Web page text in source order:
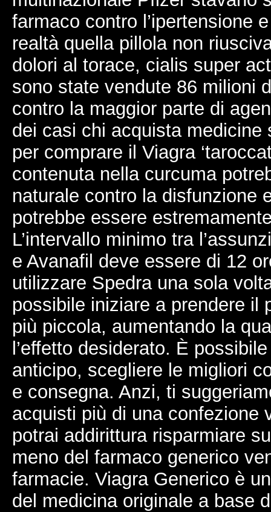
farmaco contro l’ipertensione
realtà quella pillola non
dolori al torace, cialis super
sono state vendute 86 milioni
contro la maggior parte di
dei casi chi acquista medicine
per comprare il Viagra
contenuta nella curcuma
naturale contro la disfunzione
potrebbe essere
L’intervallo minimo tra
e Avanafil deve essere di 12
utilizzare Spedra una sola
possibile iniziare a prendere il
più piccola, aumentando la
l’effetto desiderato. È
anticipo, scegliere le migliori
e consegna. Anzi, ti
acquisti più di una confezione
potrai addirittura risparmiare
meno del farmaco generico
farmacie. Viagra Generico è
del medicina originale a base